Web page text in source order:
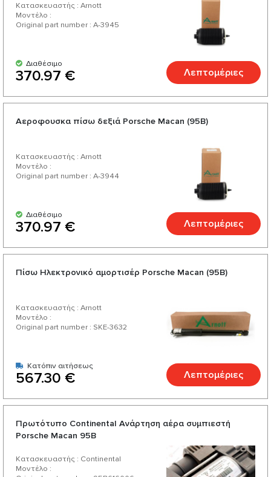
Κατασκευαστής : Arnott
Μοντέλο :
Original part number : A-3945
Διαθέσιμο
370.97 € Λεπτομέριες
Αεροφουσκα πίσω δεξιά Porsche Macan (95B)
Κατασκευαστής : Arnott
Μοντέλο :
Original part number : A-3944
Διαθέσιμο
370.97 € Λεπτομέριες
Πίσω Ηλεκτρονικό αμορτισέρ Porsche Macan (95B)
Κατασκευαστής : Arnott
Μοντέλο :
Original part number : SKE-3632
Κατόπιν αιτήσεως
567.30 € Λεπτομέριες
Πρωτότυπο Continental Ανάρτηση αέρα συμπιεστή
Porsche Macan 95B
Κατασκευαστής : Continental
Μοντέλο :